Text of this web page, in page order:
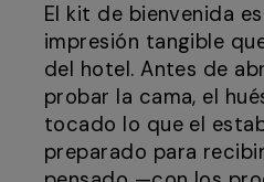
El kit de bienvenida
impresión tangible
del hotel. Antes de
probar la cama, el
tocado lo que el
preparado para